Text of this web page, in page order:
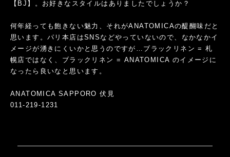
【BJ】。お好きなスタイルはありましたでしょうか？
何年経っても飽きない魅力、それがANATOMICAの醍醐味だと
思います。パリ本店はSNSなどやっていないので、なかなかイ
メージが湧きにくいかと思うのですが…ブラックリネン = 札
幌店ではなく、ブラックリネン = ANATOMICA のイメージに
なったら良いなと思います。
ANATOMICA SAPPORO 伏見
011-219-1231